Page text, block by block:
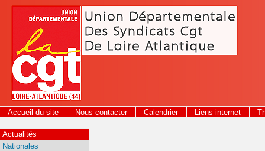
Panneau de gestion des cookies
Accueil du site Nous contacter Calendrier Liens internet
2026
Actualités
Nationales